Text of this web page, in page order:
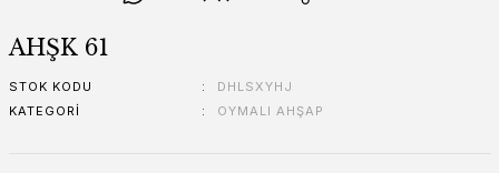
AHŞK 61
STOK KODU
DHLSXYHJ
KATEGORI
OYMALI AHŞAP